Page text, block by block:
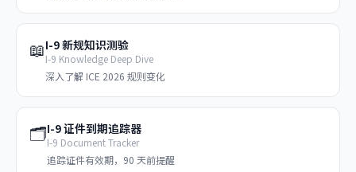
📖I-9 新规知识测验
I-9 Knowledge Deep Dive
深入了解 ICE 2026 规则变化
🗂️I-9 证件到期追踪器
I-9 Document Tracker
追踪证件有效期，90 天前提醒